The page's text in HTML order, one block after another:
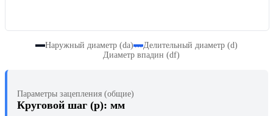
Наружный диаметр (da)
Делительный диаметр (d)
Диаметр впадин (df)
Параметры зацепления (общие)
Круговой шаг (p): мм